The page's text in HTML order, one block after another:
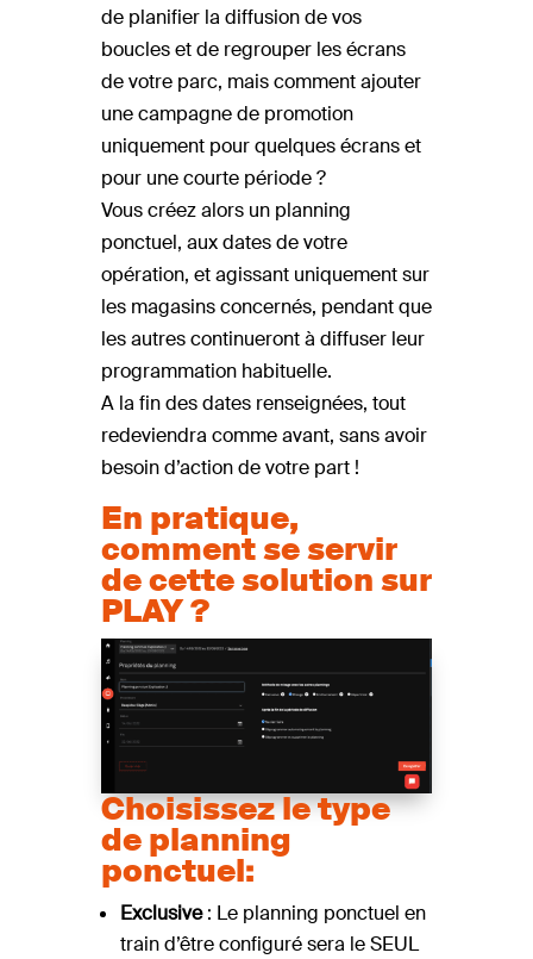
de planifier la diffusion de vos
boucles et de regrouper les écrans
de votre parc, mais comment ajouter
une campagne de promotion
uniquement pour quelques écrans et
pour une courte période ?
Vous créez alors un planning
ponctuel, aux dates de votre
opération, et agissant uniquement sur
les magasins concernés, pendant que
les autres continueront à diffuser leur
programmation habituelle.
A la fin des dates renseignées, tout
redeviendra comme avant, sans avoir
besoin d’action de votre part !
En pratique,
comment se servir
de cette solution sur
PLAY ?
Choisissez le type
de planning
ponctuel:
Exclusive: Le planning ponctuel en
train d’être configuré sera le SEUL